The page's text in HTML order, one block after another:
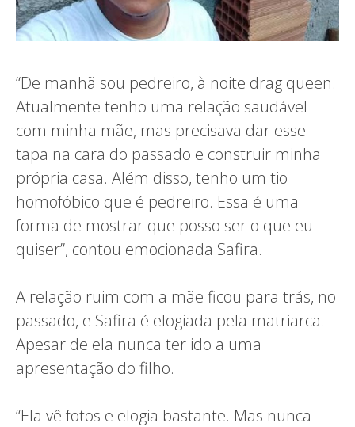
“De manhã sou pedreiro, à noite drag queen.
Atualmente tenho uma relação saudável
com minha mãe, mas precisava dar esse
tapa na cara do passado e construir minha
própria casa. Além disso, tenho um tio
homofóbico que é pedreiro. Essa é uma
forma de mostrar que posso ser o que eu
quiser”, contou emocionada Safira.
A relação ruim com a mãe ficou para trás, no
passado, e Safira é elogiada pela matriarca.
Apesar de ela nunca ter ido a uma
apresentação do filho.
“Ela vê fotos e elogia bastante. Mas nunca